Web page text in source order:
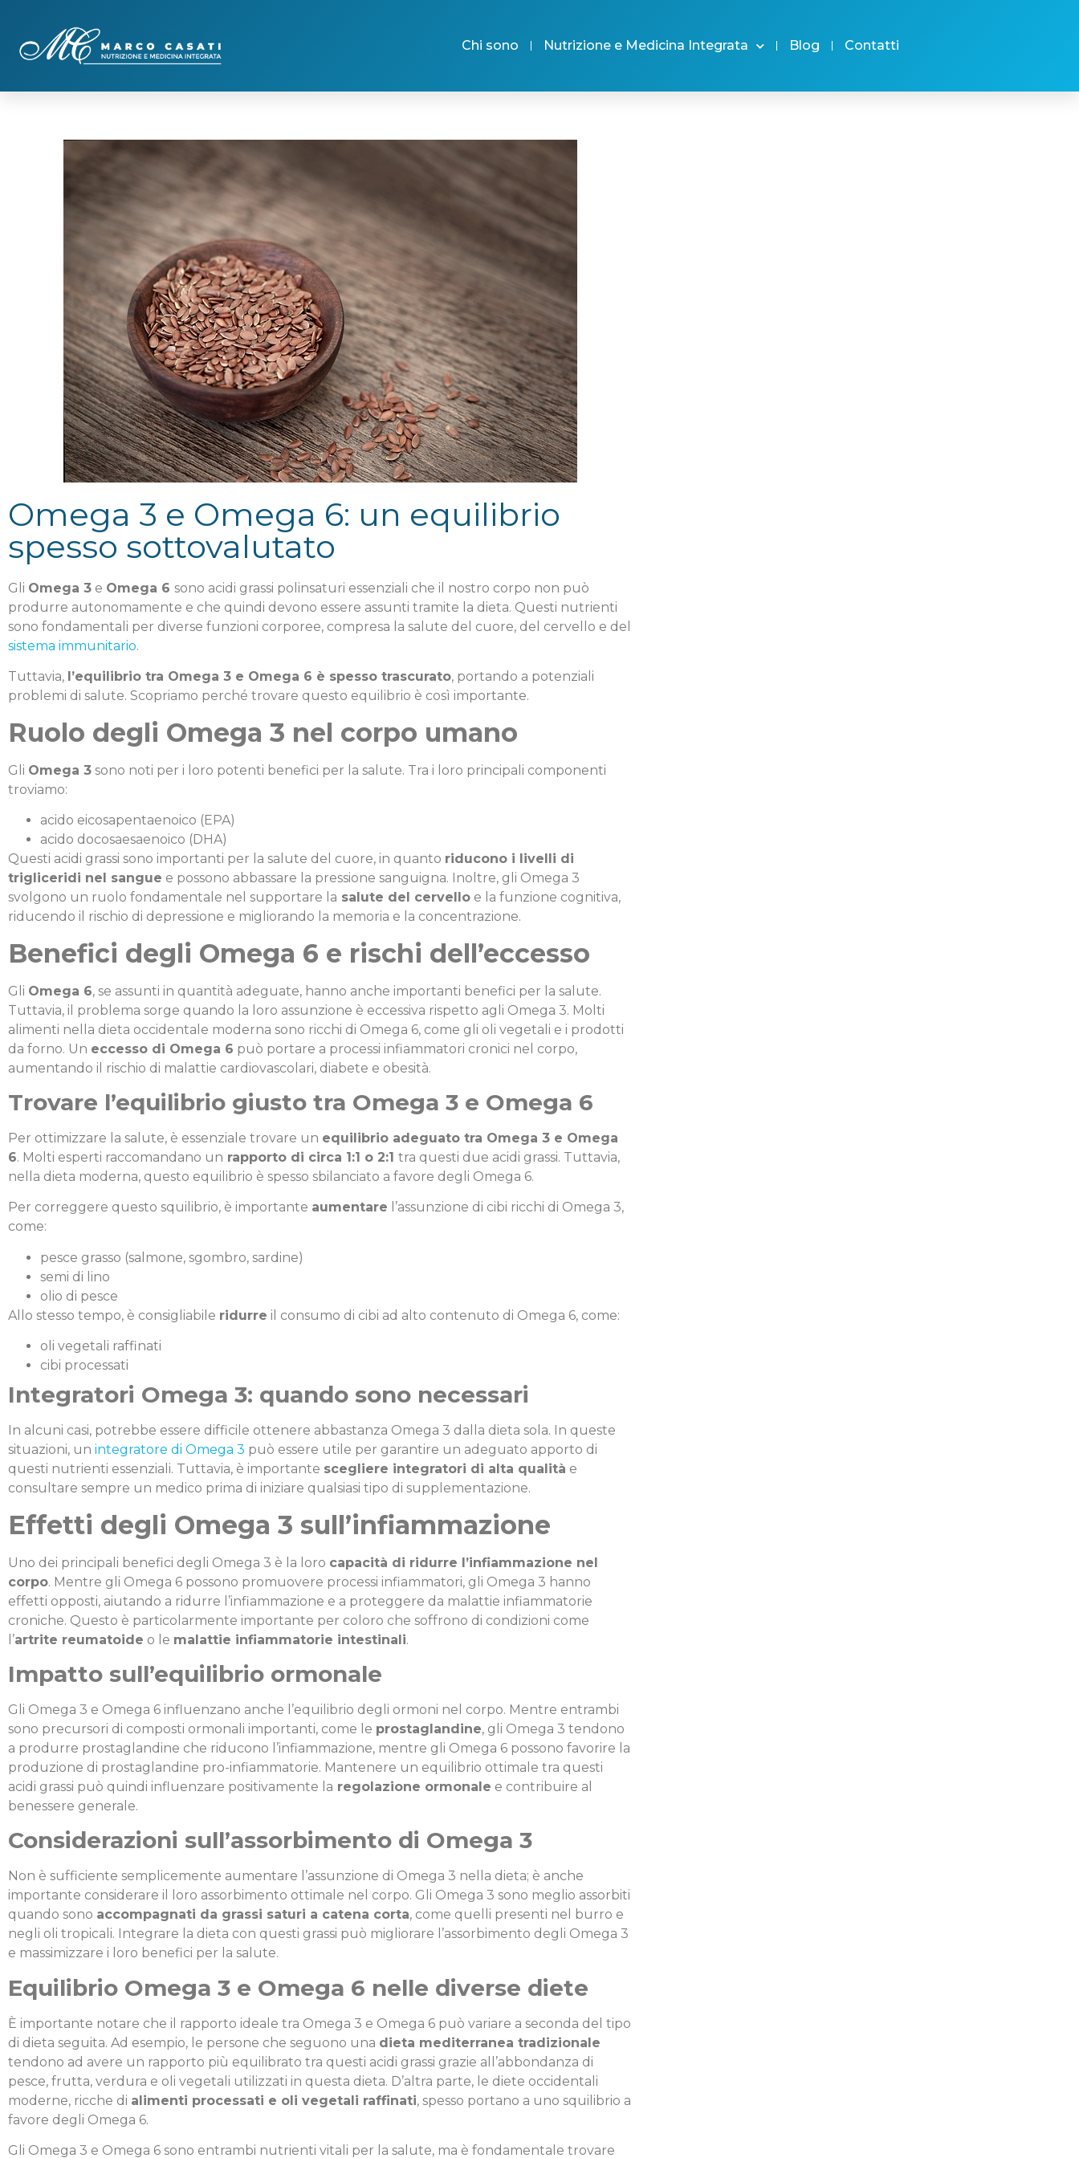
Chi sono Nutrizione e Medicina Integrata Blog Contatti
Omega 3 e Omega 6: un equilibrio
spesso sottovalutato
Gli Omega 3 e Omega 6 sono acidi grassi polinsaturi essenziali che il nostro corpo non può
produrre autonomamente e che quindi devono essere assunti tramite la dieta. Questi nutrienti
sono fondamentali per diverse funzioni corporee, compresa la salute del cuore, del cervello e del
sistema immunitario.
Tuttavia, l’equilibrio tra Omega 3 e Omega 6 è spesso trascurato, portando a potenziali
problemi di salute. Scopriamo perché trovare questo equilibrio è così importante.
Ruolo degli Omega 3 nel corpo umano
Gli Omega 3 sono noti per i loro potenti benefici per la salute. Tra i loro principali componenti
troviamo:
acido eicosapentaenoico (EPA)
acido docosaesaenoico (DHA)
Questi acidi grassi sono importanti per la salute del cuore, in quanto riducono i livelli di
trigliceridi nel sangue e possono abbassare la pressione sanguigna. Inoltre, gli Omega 3
svolgono un ruolo fondamentale nel supportare la salute del cervello e la funzione cognitiva,
riducendo il rischio di depressione e migliorando la memoria e la concentrazione.
Benefici degli Omega 6 e rischi dell’eccesso
Gli Omega 6, se assunti in quantità adeguate, hanno anche importanti benefici per la salute.
Tuttavia, il problema sorge quando la loro assunzione è eccessiva rispetto agli Omega 3. Molti
alimenti nella dieta occidentale moderna sono ricchi di Omega 6, come gli oli vegetali e i prodotti
da forno. Un eccesso di Omega 6 può portare a processi infiammatori cronici nel corpo,
aumentando il rischio di malattie cardiovascolari, diabete e obesità.
Trovare l’equilibrio giusto tra Omega 3 e Omega 6
Per ottimizzare la salute, è essenziale trovare un equilibrio adeguato tra Omega 3 e Omega
6. Molti esperti raccomandano un rapporto di circa 1:1 o 2:1 tra questi due acidi grassi. Tuttavia,
nella dieta moderna, questo equilibrio è spesso sbilanciato a favore degli Omega 6.
Per correggere questo squilibrio, è importante aumentare l’assunzione di cibi ricchi di Omega 3,
come:
pesce grasso (salmone, sgombro, sardine)
semi di lino
olio di pesce
Allo stesso tempo, è consigliabile ridurre il consumo di cibi ad alto contenuto di Omega 6, come:
oli vegetali raffinati
cibi processati
Integratori Omega 3: quando sono necessari
In alcuni casi, potrebbe essere difficile ottenere abbastanza Omega 3 dalla dieta sola. In queste
situazioni, un integratore di Omega 3 può essere utile per garantire un adeguato apporto di
questi nutrienti essenziali. Tuttavia, è importante scegliere integratori di alta qualità e
consultare sempre un medico prima di iniziare qualsiasi tipo di supplementazione.
Effetti degli Omega 3 sull’infiammazione
Uno dei principali benefici degli Omega 3 è la loro capacità di ridurre l’infiammazione nel
corpo. Mentre gli Omega 6 possono promuovere processi infiammatori, gli Omega 3 hanno
effetti opposti, aiutando a ridurre l’infiammazione e a proteggere da malattie infiammatorie
croniche. Questo è particolarmente importante per coloro che soffrono di condizioni come
l’artrite reumatoide o le malattie infiammatorie intestinali.
Impatto sull’equilibrio ormonale
Gli Omega 3 e Omega 6 influenzano anche l’equilibrio degli ormoni nel corpo. Mentre entrambi
sono precursori di composti ormonali importanti, come le prostaglandine, gli Omega 3 tendono
a produrre prostaglandine che riducono l’infiammazione, mentre gli Omega 6 possono favorire la
produzione di prostaglandine pro-infiammatorie. Mantenere un equilibrio ottimale tra questi
acidi grassi può quindi influenzare positivamente la regolazione ormonale e contribuire al
benessere generale.
Considerazioni sull’assorbimento di Omega 3
Non è sufficiente semplicemente aumentare l’assunzione di Omega 3 nella dieta; è anche
importante considerare il loro assorbimento ottimale nel corpo. Gli Omega 3 sono meglio assorbiti
quando sono accompagnati da grassi saturi a catena corta, come quelli presenti nel burro e
negli oli tropicali. Integrare la dieta con questi grassi può migliorare l’assorbimento degli Omega 3
e massimizzare i loro benefici per la salute.
Equilibrio Omega 3 e Omega 6 nelle diverse diete
È importante notare che il rapporto ideale tra Omega 3 e Omega 6 può variare a seconda del tipo
di dieta seguita. Ad esempio, le persone che seguono una dieta mediterranea tradizionale
tendono ad avere un rapporto più equilibrato tra questi acidi grassi grazie all’abbondanza di
pesce, frutta, verdura e oli vegetali utilizzati in questa dieta. D’altra parte, le diete occidentali
moderne, ricche di alimenti processati e oli vegetali raffinati, spesso portano a uno squilibrio a
favore degli Omega 6.
Gli Omega 3 e Omega 6 sono entrambi nutrienti vitali per la salute, ma è fondamentale trovare